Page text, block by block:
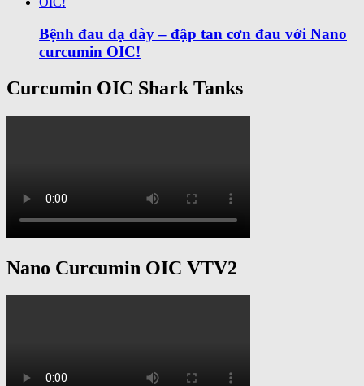
Bệnh đau dạ dày – đập tan cơn đau với Nano
curcumin OIC!
Curcumin OIC Shark Tanks
Nano Curcumin OIC VTV2